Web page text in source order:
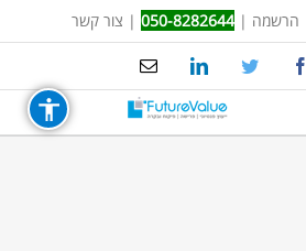
הרשמה |
050-8282644
| צור קשר
Facebook
Twitter
LinkedIn
Email